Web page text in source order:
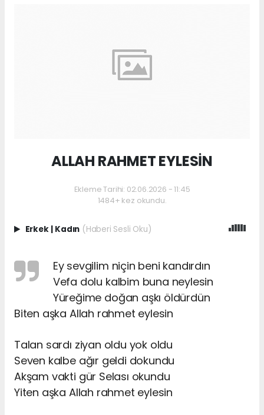
ALLAH RAHMET EYLESİN
Ekleme Tarihi: 02.06.2026 - 11:45
1484+ kez okundu.
Erkek | Kadın (Haberi Sesli Oku)
Ey sevgilim niçin beni kandırdın
Vefa dolu kalbim buna neylesin
Yüreğime doğan aşkı öldürdün
Biten aşka Allah rahmet eylesin
Talan sardı ziyan oldu yok oldu
Seven kalbe ağır geldi dokundu
Akşam vakti gür Selası okundu
Yiten aşka Allah rahmet eylesin